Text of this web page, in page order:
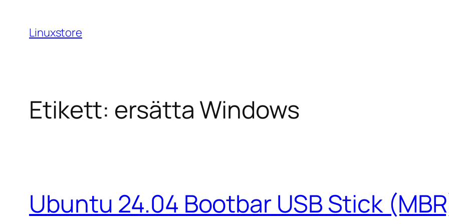
innehåll
Linuxstore
Etikett: ersätta Windows
Ubuntu 24.04 Bootbar USB Stick